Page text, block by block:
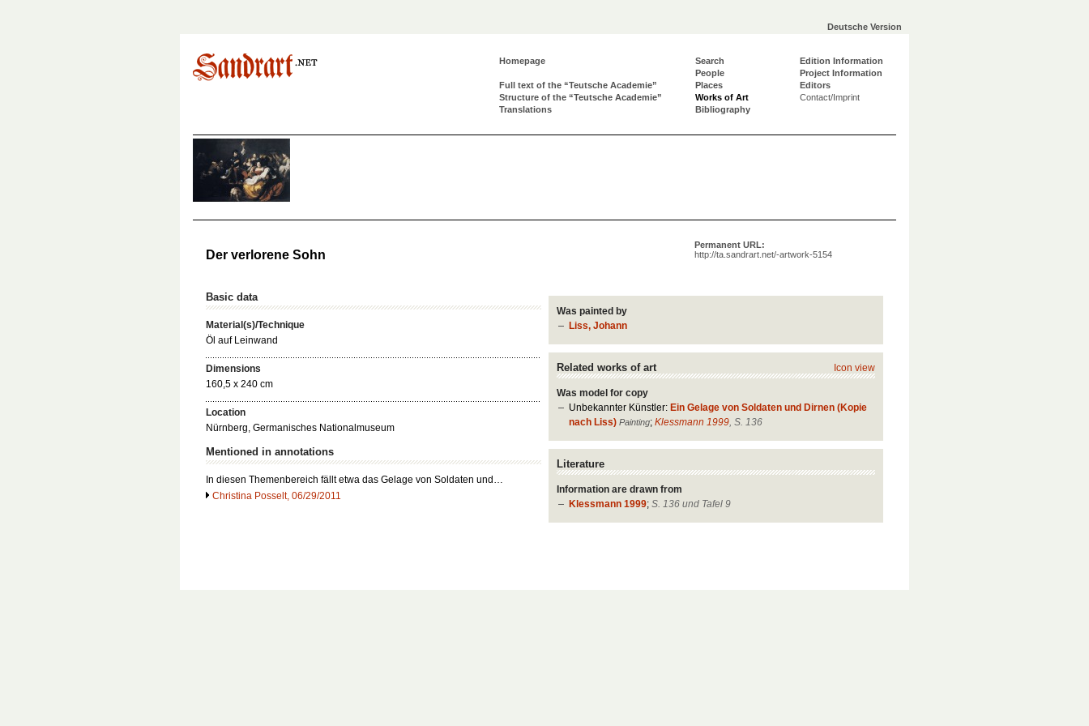
Deutsche Version
Homepage
Full text of the “Teutsche Academie”
Structure of the “Teutsche Academie”
Translations
Search
People
Places
Works of Art
Bibliography
Edition Information
Project Information
Editors
Contact/Imprint
Permanent URL:
http://ta.sandrart.net/-artwork-5154
Der verlorene Sohn
Was painted by
Liss, Johann
Icon view
Related works of art
Was model for copy
Unbekannter Künstler: Ein Gelage von Soldaten und Dirnen (Kopie
nach Liss) Painting;Klessmann 1999, S. 136
Literature
Information are drawn from
Klessmann 1999;S. 136 und Tafel 9
Basic data
Material(s)/Technique
Öl auf Leinwand
Dimensions
160,5 x 240 cm
Location
Nürnberg, Germanisches Nationalmuseum
Mentioned in annotations
In diesen Themenbereich fällt etwa das Gelage von Soldaten und…
Christina Posselt, 06/29/2011